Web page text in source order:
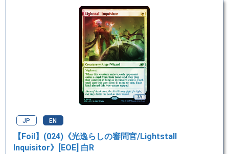
JP EN
【Foil】(024)《光逸らしの審問官/Lightstall
Inquisitor》[EOE] 白R